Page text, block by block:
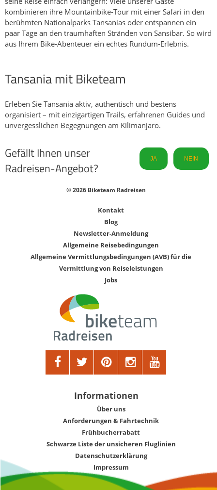
kombinieren ihre Mountainbike-Tour mit einer Safari in den
berühmten Nationalparks Tansanias oder entspannen ein
paar Tage an den traumhaften Stränden von Sansibar. So wird
aus Ihrem Bike-Abenteuer ein echtes Rundum-Erlebnis.
Tansania mit Biketeam
Erleben Sie Tansania aktiv, authentisch und bestens
organisiert – mit einzigartigen Trails, erfahrenen Guides und
unvergesslichen Begegnungen am Kilimanjaro.
Gefällt Ihnen unser
Radreisen-Angebot?
JA NEIN
© 2026 Biketeam Radreisen
Kontakt
Blog
Newsletter-Anmeldung
Allgemeine Reisebedingungen
Allgemeine Vermittlungsbedingungen (AVB) für die
Vermittlung von Reiseleistungen
Jobs
Informationen
Über uns
Anforderungen & Fahrtechnik
Frühbucherrabatt
Schwarze Liste der unsicheren Fluglinien
Datenschutzerklärung
Impressum